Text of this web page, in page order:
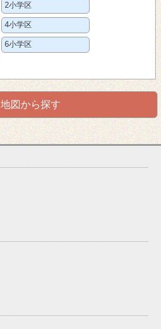
2小学区
4小学区
6小学区
地図から探す